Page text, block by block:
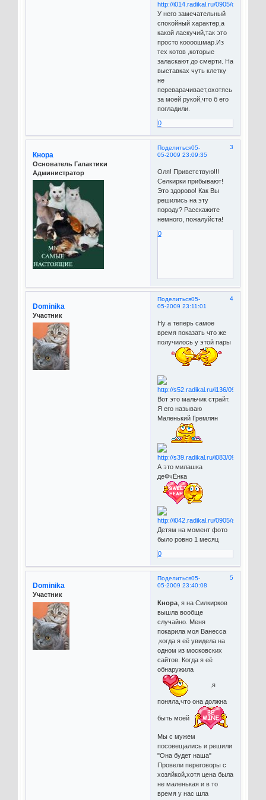
У него замечательный
спокойный характер,а
какой ласкучий,так это
просто коооошмар.Из
тех котов ,которые
заласкают до смерти. На
выставках чуть клетку
не
переварачивает,охотясь
за моей рукой,что б его
погладили.
0
Поделиться 3
05-
05-2009 23:09:35
Кнора
Основатель Галактики
Администратор
Оля! Приветствую!!!
Селкирки прибывают!
Это здорово! Как Вы
решились на эту
породу? Расскажите
немного, пожалуйста!
0
Поделиться 4
05-
05-2009 23:11:01
Dominika
Участник
Ну а теперь самое
время показать что же
получилось у этой пары
Вот это мальчик страйт.
Я его называю
Маленький Гремлян
А это милашка
деФчЁнка
Детям на момент фото
было ровно 1 месяц
0
Поделиться 5
05-
05-2009 23:40:08
Dominika
Участник
Кнора, я на Силкирков
вышла вообще
случайно. Меня
покарила моя Ванесса
,когда я её увидела на
одном из московских
сайтов. Когда я её
обнаружила
,я
поняла,что она должна
быть моей
Мы с мужем
посовещались и решили
"Она будет наша"
Провели переговоры с
хозяйкой,хотя цена была
не маленькая и в то
время у нас шла